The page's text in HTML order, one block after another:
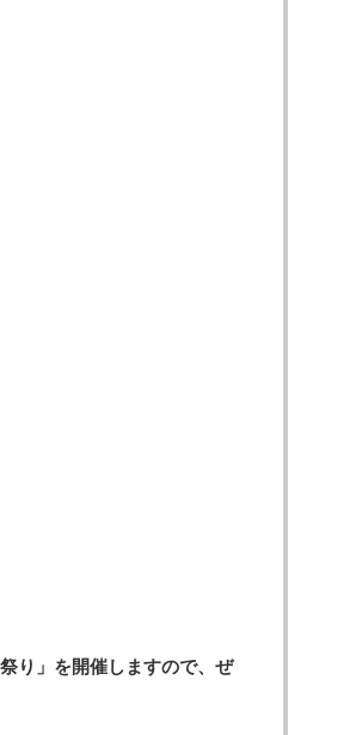
り」を開催しますので、ぜ